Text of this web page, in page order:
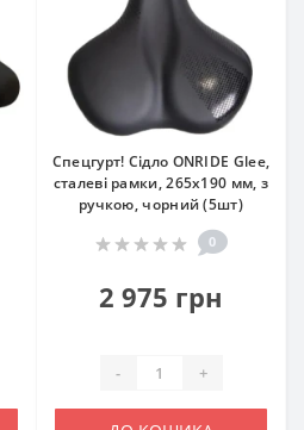
Спецгурт! Сідло ONRIDE Glee,
сталеві рамки, 265х190 мм, з
ручкою, чорний (5шт)
0
2 975 грн
- +